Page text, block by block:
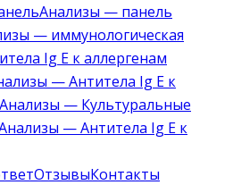
Анализы — панель
— иммунологическая
Ig E к аллергенам
— Антитела Ig E к
Анализы — Культуральные
— Антитела Ig E к
ОтзывыКонтакты